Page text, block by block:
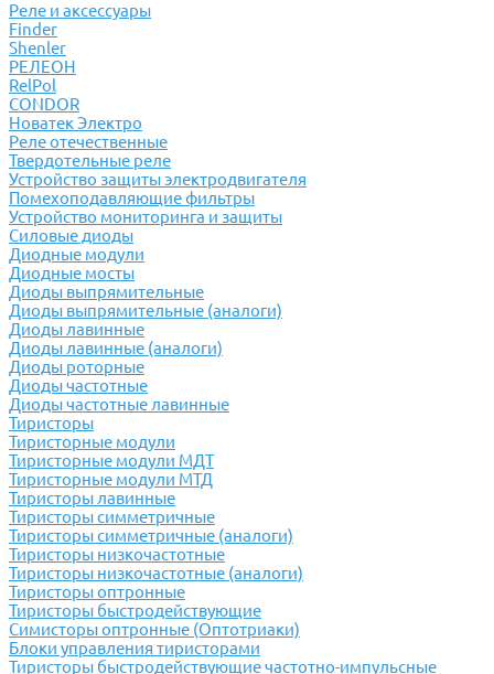
Реле и аксессуары
Finder
Shenler
РЕЛЕОН
RelPol
CONDOR
Новатек Электро
Реле отечественные
Твердотельные реле
Устройство защиты электродвигателя
Помехоподавляющие фильтры
Устройство мониторинга и защиты
Силовые диоды
Диодные модули
Диодные мосты
Диоды выпрямительные
Диоды выпрямительные (аналоги)
Диоды лавинные
Диоды лавинные (аналоги)
Диоды роторные
Диоды частотные
Диоды частотные лавинные
Тиристоры
Тиристорные модули
Тиристорные модули МДТ
Тиристорные модули МТД
Тиристоры лавинные
Тиристоры симметричные
Тиристоры симметричные (аналоги)
Тиристоры низкочастотные
Тиристоры низкочастотные (аналоги)
Тиристоры оптронные
Тиристоры быстродействующие
Симисторы оптронные (Оптотриаки)
Блоки управления тиристорами
Тиристоры быстродействующие частотно-импульсные